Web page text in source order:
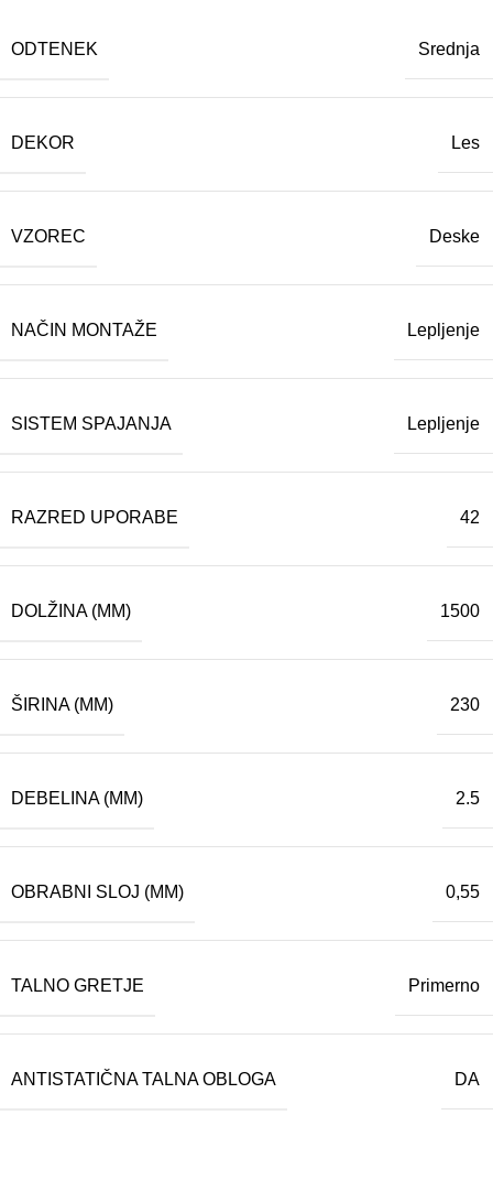
ODTENEK Srednja
DEKOR Les
VZOREC Deske
NAČIN MONTAŽE Lepljenje
SISTEM SPAJANJA Lepljenje
RAZRED UPORABE 42
DOLŽINA (MM) 1500
ŠIRINA (MM) 230
DEBELINA (MM) 2.5
OBRABNI SLOJ (MM) 0,55
TALNO GRETJE Primerno
ANTISTATIČNA TALNA OBLOGA DA